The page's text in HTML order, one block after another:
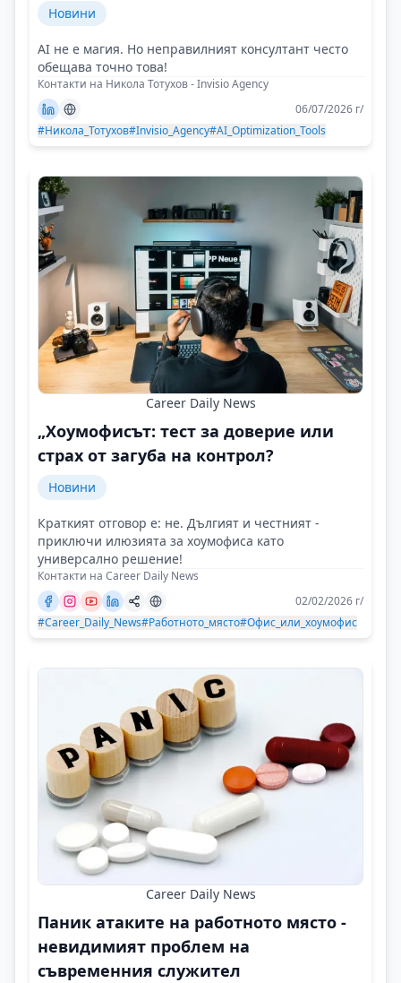
Новини
AI не е магия. Но неправилният консултант често
обещава точно това!
Контакти на Никола Тотухов - Invisio Agency
06/07/2026 г/
#Никола_Тотухов#Invisio_Agency#AI_Optimization_Tools
Career Daily News
„Хоумофисът: тест за доверие или
страх от загуба на контрол?
Новини
Краткият отговор е: не. Дългият и честният -
приключи илюзията за хоумофиса като
универсално решение!
Контакти на Career Daily News
02/02/2026 г/
#Career_Daily_News#Работното_място#Офис_или_хоумофис
Career Daily News
Паник атаките на работното място -
невидимият проблем на
съвременния служител